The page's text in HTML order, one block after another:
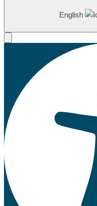
English